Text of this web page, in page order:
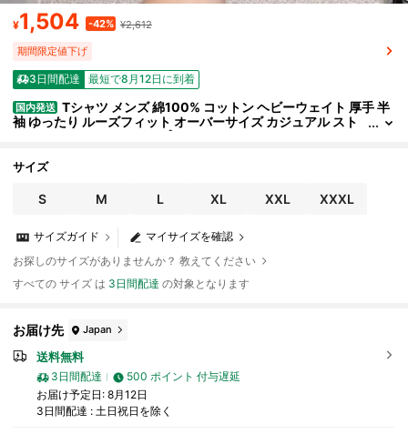
¥1,504 -42% ¥2,612
期間限定値下げ
3日間配達 最短で8月12日に到着
国内発送 Tシャツ メンズ 綿100% コットン ヘビーウェイト 厚手 半
袖 ゆったり ルーズフィット オーバーサイズ カジュアル スト
ト アメカジ キャラクタープリ
サイズ
S M L XL XXL XXXL
マイサイズを確認
サイズガイド
お探しのサイズがありませんか？ 教えてください
すべての サイズ は 3日間配達 の対象となります
お届け先 Japan
送料無料
3日間配達
500 ポイント 付与遅延
お届け予定日: 8月12日
3日間配達 : 土日祝日を除く